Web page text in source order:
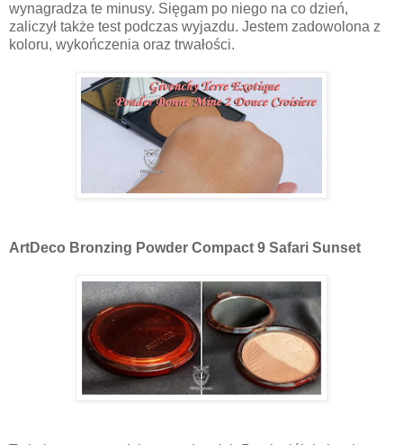
wynagradza te minusy. Sięgam po niego na co dzień,
zaliczył także test podczas wyjazdu. Jestem zadowolona z
koloru, wykończenia oraz trwałości.
ArtDeco Bronzing Powder Compact 9 Safari Sunset